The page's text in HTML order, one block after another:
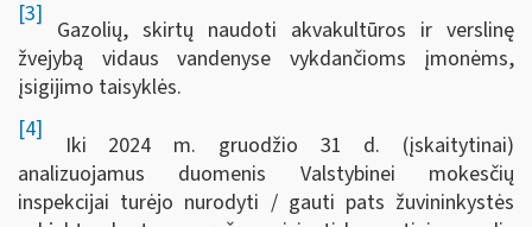
[3]
Gazolių, skirtų naudoti akvakultūros ir verslinę
žvejybą vidaus vandenyse vykdančioms įmonėms,
įsigijimo taisyklės.
[4]
Iki 2024 m. gruodžio 31 d. (įskaitytinai)
analizuojamus duomenis Valstybinei mokesčių
inspekcijai turėjo nurodyti / gauti pats žuvininkystės